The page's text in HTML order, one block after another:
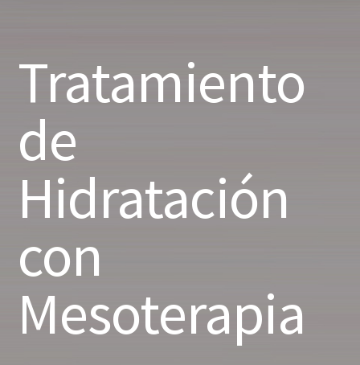
Tratamiento
de
Hidratación
con
Mesoterapia